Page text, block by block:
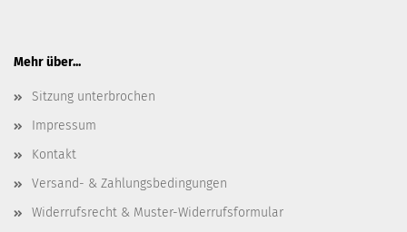
Mehr über...
Sitzung unterbrochen
Impressum
Kontakt
Versand- & Zahlungsbedingungen
Widerrufsrecht & Muster-Widerrufsformular